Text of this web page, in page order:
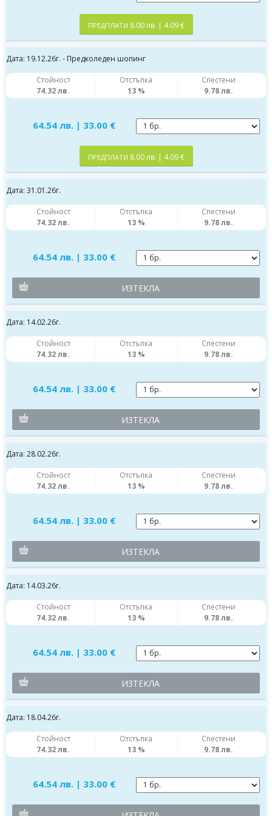
ПРЕДПЛАТИ 8.00 лв. | 4.09 €
Дата: 19.12.26г. - Предколеден шопинг
Стойност
74.32 лв.
Отстъпка
13 %
Спестени
9.78 лв.
64.54 лв. | 33.00 €
ПРЕДПЛАТИ 8.00 лв. | 4.09 €
Дата: 31.01.26г.
Стойност
74.32 лв.
Отстъпка
13 %
Спестени
9.78 лв.
64.54 лв. | 33.00 €
ИЗТЕКЛА
Дата: 14.02.26г.
Стойност
74.32 лв.
Отстъпка
13 %
Спестени
9.78 лв.
64.54 лв. | 33.00 €
ИЗТЕКЛА
Дата: 28.02.26г.
Стойност
74.32 лв.
Отстъпка
13 %
Спестени
9.78 лв.
64.54 лв. | 33.00 €
ИЗТЕКЛА
Дата: 14.03.26г.
Стойност
74.32 лв.
Отстъпка
13 %
Спестени
9.78 лв.
64.54 лв. | 33.00 €
ИЗТЕКЛА
Дата: 18.04.26г.
Стойност
74.32 лв.
Отстъпка
13 %
Спестени
9.78 лв.
64.54 лв. | 33.00 €